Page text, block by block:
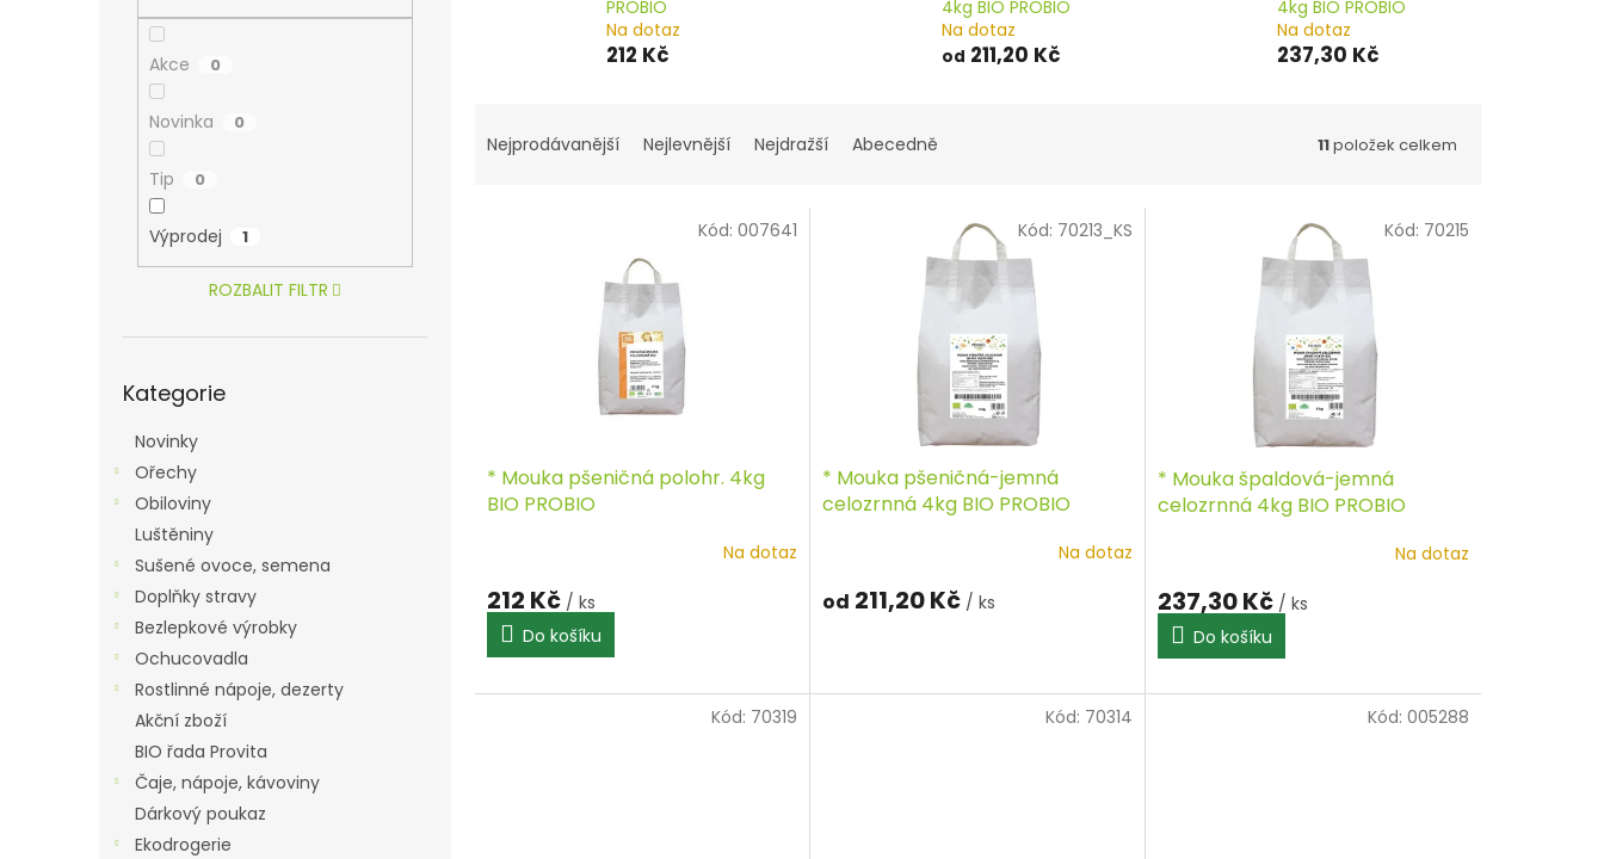
Akce 0
Novinka 0
Tip 0
Výprodej 1
ROZBALIT FILTR
kategorie
Kategorie
Novinky
Ořechy
Obiloviny
Luštěniny
Sušené ovoce, semena
Doplňky stravy
Bezlepkové výrobky
Ochucovadla
Rostlinné nápoje, dezerty
Akční zboží
BIO řada Provita
Čaje, nápoje, kávoviny
Dárkový poukaz
Ekodrogerie
PROBIO
Na dotaz
212 Kč
4kg BIO PROBIO
Na dotaz
od 211,20 Kč
4kg BIO PROBIO
Na dotaz
237,30 Kč
aNejprodávanější Nejlevnější Nejdražší Abecedně 11položek celkem
* Mouka pšeničná polohr. 4kg
BIO PROBIO
Na dotaz
212 Kč / ks
Do košíku
Kód: 007641
* Mouka pšeničná-jemná
celozrnná 4kg BIO PROBIO
Na dotaz
od 211,20 Kč / ks
Kód: 70213_KS
* Mouka špaldová-jemná
celozrnná 4kg BIO PROBIO
Na dotaz
237,30 Kč / ks
Do košíku
Kód: 70215
Kód: 70319 Kód: 70314 Kód: 005288